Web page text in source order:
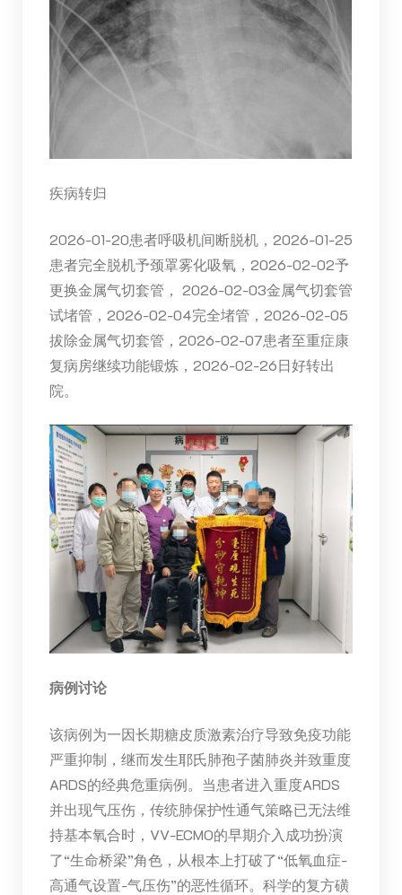
疾病转归
2026-01-20患者呼吸机间断脱机，2026-01-25
患者完全脱机予颈罩雾化吸氧，2026-02-02予
更换金属气切套管， 2026-02-03金属气切套管
试堵管，2026-02-04完全堵管，2026-02-05
拔除金属气切套管，2026-02-07患者至重症康
复病房继续功能锻炼，2026-02-26日好转出
院。
病例讨论
该病例为一因长期糖皮质激素治疗导致免疫功能
严重抑制，继而发生耶氏肺孢子菌肺炎并致重度
ARDS的经典危重病例。当患者进入重度ARDS
并出现气压伤，传统肺保护性通气策略已无法维
持基本氧合时，VV-ECMO的早期介入成功扮演
了“生命桥梁”角色，从根本上打破了“低氧血症-
高通气设置-气压伤”的恶性循环。科学的复方磺